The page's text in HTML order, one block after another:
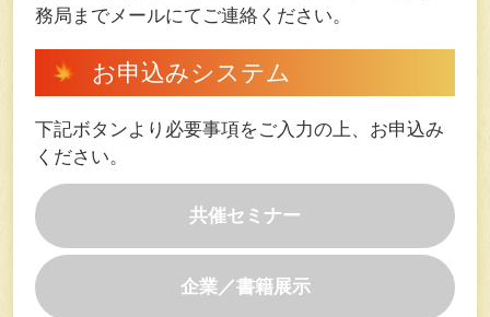
務局までメールにてご連絡ください。
お申込みシステム
下記ボタンより必要事項をご入力の上、お申込み
ください。
共催セミナー
企業／書籍展示